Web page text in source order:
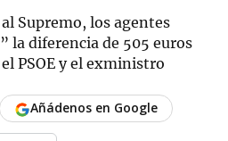
Supremo, los agentes
la diferencia de 505 euros
PSOE y el exministro
Añádenos en Google